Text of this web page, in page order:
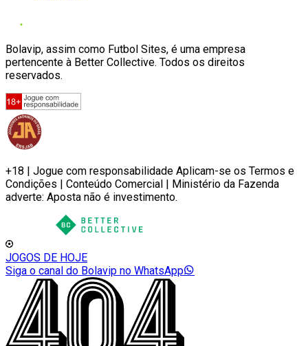
Bolavip, assim como Futbol Sites, é uma empresa
pertencente à Better Collective. Todos os direitos
reservados.
+18 | Jogue com responsabilidade Aplicam-se os Termos e
Condições | Conteúdo Comercial | Ministério da Fazenda
adverte: Aposta não é investimento.
JOGOS DE HOJE
Siga o canal do Bolavip no WhatsApp